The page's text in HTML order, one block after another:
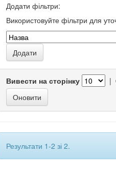
Додати фільтри:
Використовуйте фільтри для
Вивести на сторінку |
Результати 1-2 зі 2.